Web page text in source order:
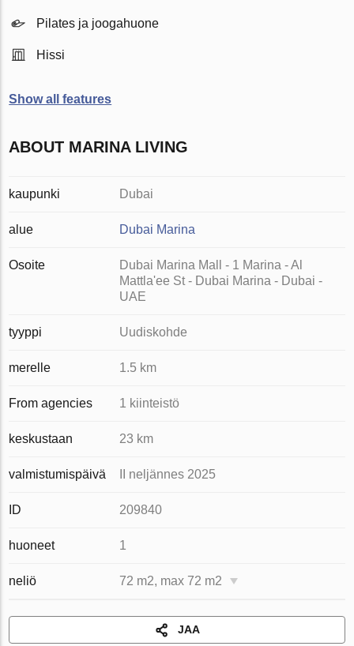
Pilates ja joogahuone
Hissi
Show all features
ABOUT MARINA LIVING
kaupunki Dubai
alue Dubai Marina
Osoite
Dubai Marina Mall - 1 Marina - Al
Mattla'ee St - Dubai Marina - Dubai -
UAE
tyyppi Uudiskohde
merelle 1.5 km
From agencies 1 kiinteistö
keskustaan 23 km
valmistumispäivä II neljännes 2025
ID 209840
huoneet 1
neliö 72 m2, max 72 m2
JAA